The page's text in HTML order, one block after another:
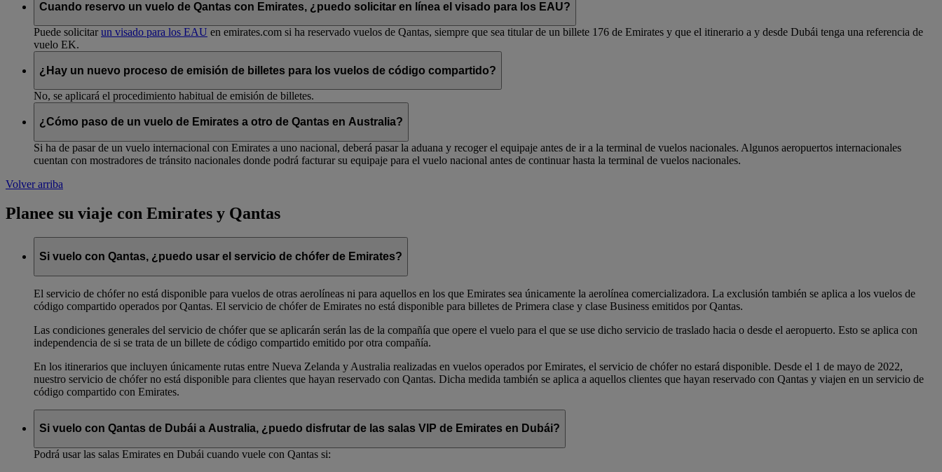
Cuando reservo un vuelo de Qantas con Emirates, ¿puedo solicitar en línea el visado para los EAU?
Puede solicitarun visado para los EAU en emirates.com si ha reservado vuelos de Qantas, siempre que sea titular de un billete 176 de Emirates y que el itinerario a y desde Dubái tenga una referencia de
vuelo EK.
¿Hay un nuevo proceso de emisión de billetes para los vuelos de código compartido?
No, se aplicará el procedimiento habitual de emisión de billetes.
¿Cómo paso de un vuelo de Emirates a otro de Qantas en Australia?
Si ha de pasar de un vuelo internacional con Emirates a uno nacional, deberá pasar la aduana y recoger el equipaje antes de ir a la terminal de vuelos nacionales. Algunos aeropuertos internacionales
cuentan con mostradores de tránsito nacionales donde podrá facturar su equipaje para el vuelo nacional antes de continuar hasta la terminal de vuelos nacionales.
Volver arriba
Planee su viaje con Emirates y Qantas
Si vuelo con Qantas, ¿puedo usar el servicio de chófer de Emirates?
El servicio de chófer no está disponible para vuelos de otras aerolíneas ni para aquellos en los que Emirates sea únicamente la aerolínea comercializadora. La exclusión también se aplica a los vuelos de
código compartido operados por Qantas. El servicio de chófer de Emirates no está disponible para billetes de Primera clase y clase Business emitidos por Qantas.
Las condiciones generales del servicio de chófer que se aplicarán serán las de la compañía que opere el vuelo para el que se use dicho servicio de traslado hacia o desde el aeropuerto. Esto se aplica con
independencia de si se trata de un billete de código compartido emitido por otra compañía.
En los itinerarios que incluyen únicamente rutas entre Nueva Zelanda y Australia realizadas en vuelos operados por Emirates, el servicio de chófer no estará disponible. Desde el 1 de mayo de 2022,
nuestro servicio de chófer no está disponible para clientes que hayan reservado con Qantas. Dicha medida también se aplica a aquellos clientes que hayan reservado con Qantas y viajen en un servicio de
código compartido con Emirates.
Si vuelo con Qantas de Dubái a Australia, ¿puedo disfrutar de las salas VIP de Emirates en Dubái?
Podrá usar las salas Emirates en Dubái cuando vuele con Qantas si: